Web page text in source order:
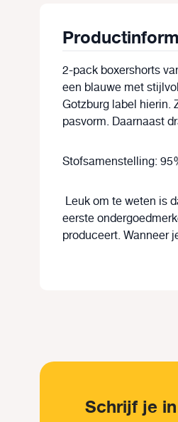
2-pack boxershorts
een blauwe met
Gotzburg label hierin.
pasvorm. Daarnaast
Stofsamenstelling:
Leuk om te weten is
eerste
produceert. Wanneer
Schrijf je